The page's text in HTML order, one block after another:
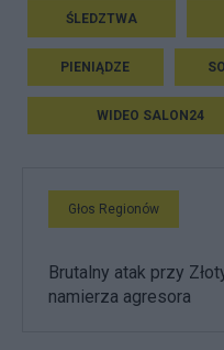
ŚLEDZTWA
PIENIĄDZE
WIDEO SALON24
Głos Regionów
Brutalny atak przy
namierza agresora